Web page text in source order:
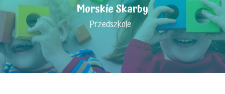
Morskie Skarby
Przedszkole